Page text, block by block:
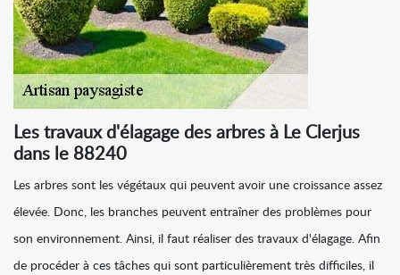
Les travaux d'élagage des arbres à Le Clerjus
dans le 88240
Les arbres sont les végétaux qui peuvent avoir une croissance assez
élevée. Donc, les branches peuvent entraîner des problèmes pour
son environnement. Ainsi, il faut réaliser des travaux d'élagage. Afin
de procéder à ces tâches qui sont particulièrement très difficiles, il